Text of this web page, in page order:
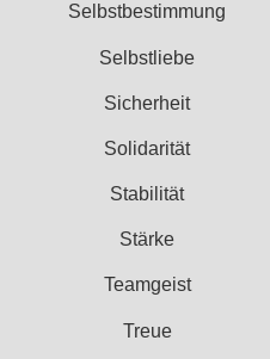
Selbstbestimmung
Selbstliebe
Sicherheit
Solidarität
Stabilität
Stärke
Teamgeist
Treue